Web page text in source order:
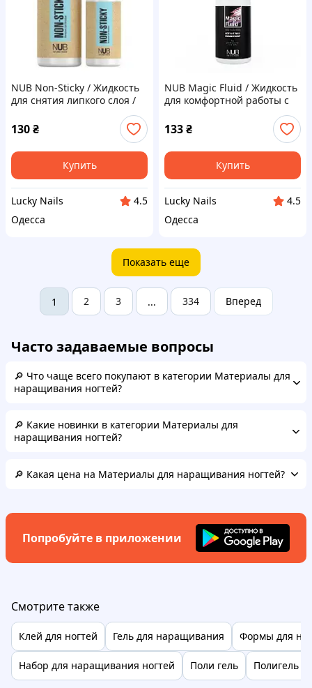
NUB Non-Sticky / Жидкость
для снятия липкого слоя /
130₴
Купить
Lucky Nails
4.5
Одесса
NUB Magic Fluid / Жидкость
для комфортной работы с
133₴
Купить
Lucky Nails
4.5
Одесса
Показать еще
1 2 3 ... 334 Вперед
Часто задаваемые вопросы
🔎 Что чаще всего покупают в категории Материалы для
наращивания ногтей?
🔎 Какие новинки в категории Материалы для
наращивания ногтей?
🔎 Какая цена на Материалы для наращивания ногтей?
Попробуйте в приложении
Смотрите также
Клей для ногтей Гель для наращивания Формы для
Набор для наращивания ногтей Поли гель Полигель